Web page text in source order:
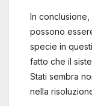
In conclusione,
possono
specie in
fatto che il
Stati sembra
nella